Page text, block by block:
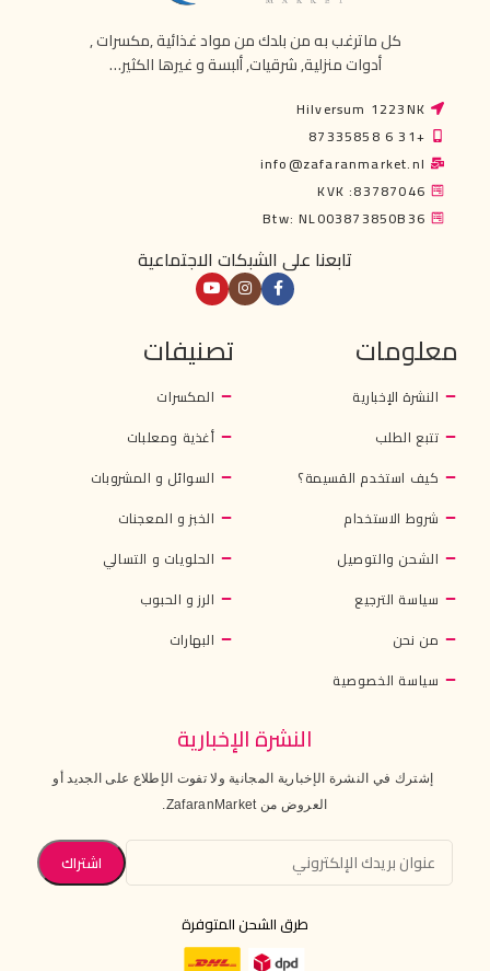
كل ماترغب به من بلدك من مواد غذائية ,مكسرات ,
أدوات منزلية, شرقيات, ألبسة و غيرها الكثير…
Hilversum 1223NK
+31 6 87335858
info@zafaranmarket.nl
KVK :83787046
Btw: NL003873850B36
تابعنا على الشبكات الاجتماعية
معلومات
النشرة الإخبارية
تتبع الطلب
كيف استخدم القسيمة؟
شروط الاستخدام
الشحن والتوصيل
سياسة الترجيع
من نحن
سياسة الخصوصية
تصنيفات
المكسرات
أغذية ومعلبات
السوائل و المشروبات
الخبز و المعجنات
الحلويات و التسالي
الرز و الحبوب
البهارات
النشرة الإخبارية
إشترك في النشرة الإخبارية المجانية ولا تفوت الإطلاع على الجديد أو
العروض من ZafaranMarket.
طرق الشحن المتوفرة